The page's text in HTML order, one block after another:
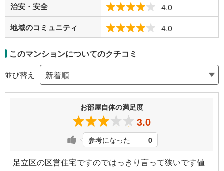
治安・安全 4.0
地域のコミュニティ 4.0
このマンションについてのクチコミ
並び替え
お部屋自体の満足度
3.0
参考になった 0
足立区の区営住宅ですのではっきり言って狭いです値